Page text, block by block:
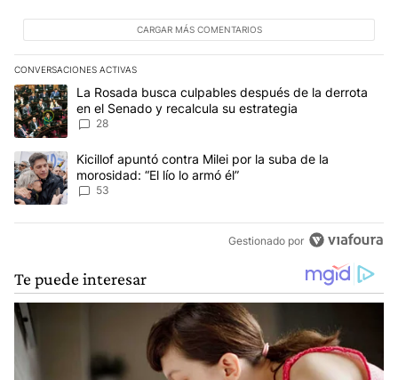
CARGAR MÁS COMENTARIOS
CONVERSACIONES ACTIVAS
Este listado muestra los artículos con más comentarios en los
Un artículo de tendencia con el título "La Rosada busca
La Rosada busca culpables después de la derrota
en el Senado y recalcula su estrategia
28
Un artículo de tendencia con el título "Kicillof apuntó contra Milei
Kicillof apuntó contra Milei por la suba de la
morosidad: “El lío lo armó él”
53
Gestionado por